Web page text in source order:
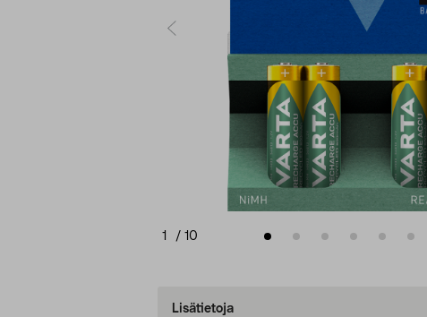
1 / 10
Lisätietoja